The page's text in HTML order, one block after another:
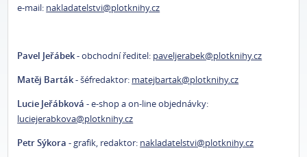
e-mail: nakladatelstvi@plotknihy.cz
Pavel Jeřábek -obchodní ředitel: paveljerabek@plotknihy.cz
Matěj Barták -šéfredaktor: matejbartak@plotknihy.cz
Lucie Jeřábková -e-shop a on-line objednávky:
luciejerabkova@plotknihy.cz
Petr Sýkora -grafik, redaktor: nakladatelstvi@plotknihy.cz